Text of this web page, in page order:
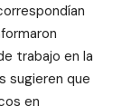
trabajo en la
sugieren que
en